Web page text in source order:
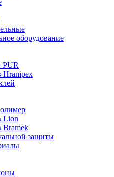
оборудование
PUR
Hranipex
Lion
Bramek
защиты